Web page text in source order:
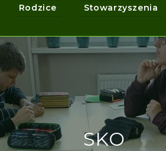
Rodzice Stowarzyszenia
SKO